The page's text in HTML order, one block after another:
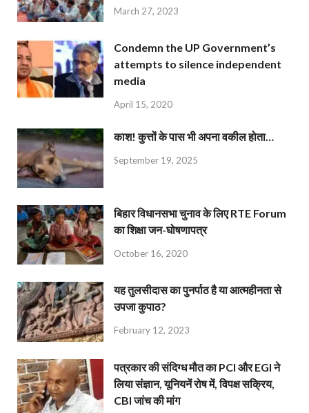
March 27, 2023
Condemn the UP Government’s
attempts to silence independent
media
April 15, 2020
काश! कुत्तों के पास भी अपना वकील होता…
September 19, 2025
बिहार विधानसभा चुनाव के लिए RTE Forum
का शिक्षा जन-घोषणापत्र
October 16, 2020
यह तुलसीदास का पुनर्पाठ है या आत्महीनता से
उपजा कुपाठ?
February 12, 2023
पत्रकार की संदिग्ध मौत का PCI और EGI ने
लिया संज्ञान, यूनियनें रोष में, विपक्ष सक्रिय,
CBI जांच की मांग